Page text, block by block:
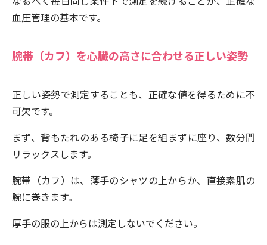
血圧管理の基本です。
腕帯（カフ）を心臓の高さに合わせる正しい姿勢
正しい姿勢で測定することも、正確な値を得るために不
可欠です。
まず、背もたれのある椅子に足を組まずに座り、数分間
リラックスします。
腕帯（カフ）は、薄手のシャツの上からか、直接素肌の
腕に巻きます。
厚手の服の上からは測定しないでください。